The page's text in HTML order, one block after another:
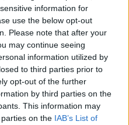
information for
use the below opt-out
Please note that after your
may continue seeing
information utilized by
to third parties prior to
opt-out of the further
by third parties on the
This information may
on the IAB’s List of
z celé republiky,
a uznání příslušníkům
chránili veřejný pořádek v
večera Komunikační
Lidé zároveň vyjadřovali
s násilnými aktivisty a
ČIA o tom informovala
Gabriela Bártíková.